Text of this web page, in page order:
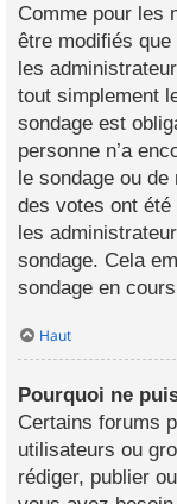
Comme pour les
être modifiés
les
tout simplement
sondage est
personne n’a
le sondage ou
des votes ont
les
sondage. Cela
sondage en
Haut
Pourquoi ne
Certains forums
utilisateurs ou
rédiger, publier